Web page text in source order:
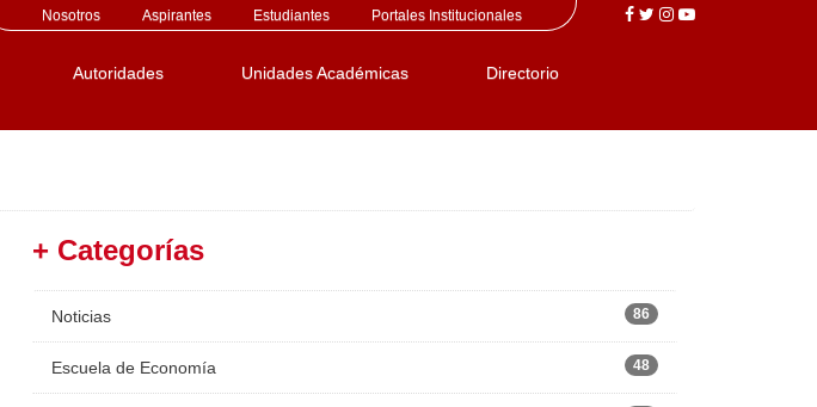
Nosotros Aspirantes Estudiantes Portales Institucionales
Autoridades Unidades Académicas Directorio
+ Categorías
Noticias 86
Escuela de Economía 48